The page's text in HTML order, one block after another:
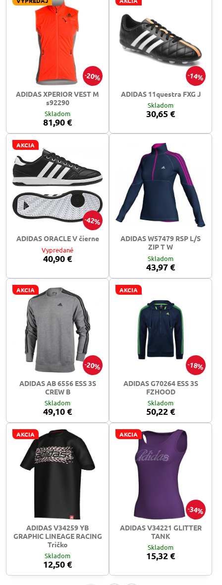
20%
ADIDAS XPERIOR VEST M
s92290
Skladom
81,90 €
14%
ADIDAS 11questra FXG J
Skladom
30,65 €
42%
AKCIA
ADIDAS ORACLE V čierne
Vypredané
40,90 €
ADIDAS W57479 RSP L/S
ZIP T W
Skladom
43,97 €
20%
AKCIA
ADIDAS AB 6556 ESS 3S
CREW B
Skladom
49,10 €
18%
AKCIA
ADIDAS G70264 ESS 3S
FZHOOD
Skladom
50,22 €
AKCIA
ADIDAS V34259 YB
GRAPHIC LINEAGE RACING
Tričko
Skladom
12,50 €
34%
AKCIA
ADIDAS V34221 GLITTER
TANK
Skladom
15,32 €